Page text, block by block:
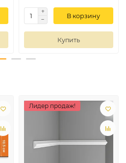
В корзину
Купить
Лидер продаж!